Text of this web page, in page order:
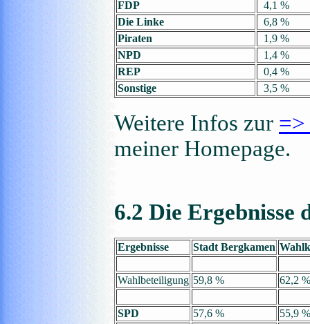
FDP
4,1 %
Die Linke
6,8 %
Piraten
1,9 %
NPD
1,4 %
REP
0,4 %
Sonstige
3,5 %
Weitere Infos zur =>
meiner Homepage.
6.2 Die Ergebnisse
Ergebnisse Stadt Bergkamen
Wahlbeteiligung 59,8 % 62,2 %
SPD 57,6 %
55,9 %